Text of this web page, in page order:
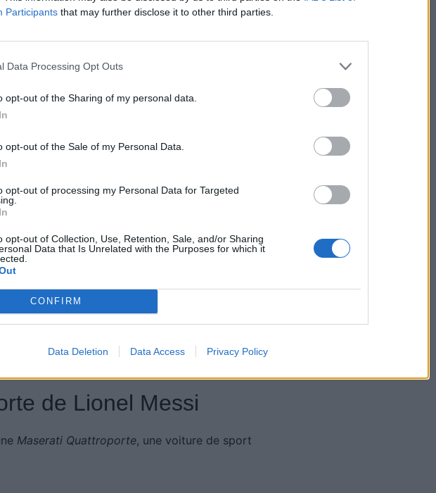
Participants that may further disclose it to other third parties.
Data Processing Opt Outs
opt-out of the Sharing of my personal data.
opt-out of the Sale of my Personal Data.
opt-out of processing my Personal Data for Targeted
opt-out of Collection, Use, Retention, Sale, and/or Sharing
Data that Is Unrelated with the Purposes for which it
CONFIRM
Data Deletion Data Access Privacy Policy
Porsche 911 . Cette voiture de sport classique est
de Kim Kardashian
Justin Bieber
belle collection de voitures, dont une
de Daniel Craig
une voiture digne de son personnage, une
de Lionel Messi
Maserati Quattroporte, une voiture de sport